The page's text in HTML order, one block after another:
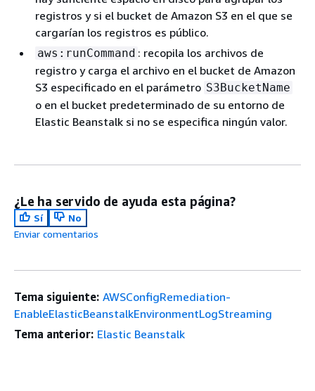
registros y si el bucket de Amazon S3 en el que se
cargarían los registros es público.
aws:runCommand : recopila los archivos de
registro y carga el archivo en el bucket de Amazon
S3 especificado en el parámetro S3BucketName
o en el bucket predeterminado de su entorno de
Elastic Beanstalk si no se especifica ningún valor.
¿Le ha servido de ayuda esta página?
Sí
No
Enviar comentarios
Tema siguiente: AWSConfigRemediation-
EnableElasticBeanstalkEnvironmentLogStreaming
Tema anterior: Elastic Beanstalk